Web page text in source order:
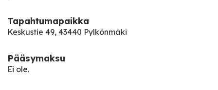
Tapahtumapaikka
Keskustie 49, 43440 Pylkönmäki
Pääsymaksu
Ei ole.